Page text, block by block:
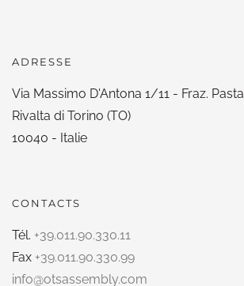
ADRESSE
Via Massimo D'Antona 1/11 - Fraz. Pasta
Rivalta di Torino (TO)
10040 - Italie
CONTACTS
Tél. +39.011.90.330.11
Fax +39.011.90.330.99
info@otsassembly.com